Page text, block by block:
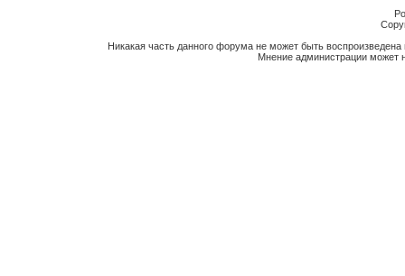
Никакая часть данного форума не может быть
Мнение администрации может